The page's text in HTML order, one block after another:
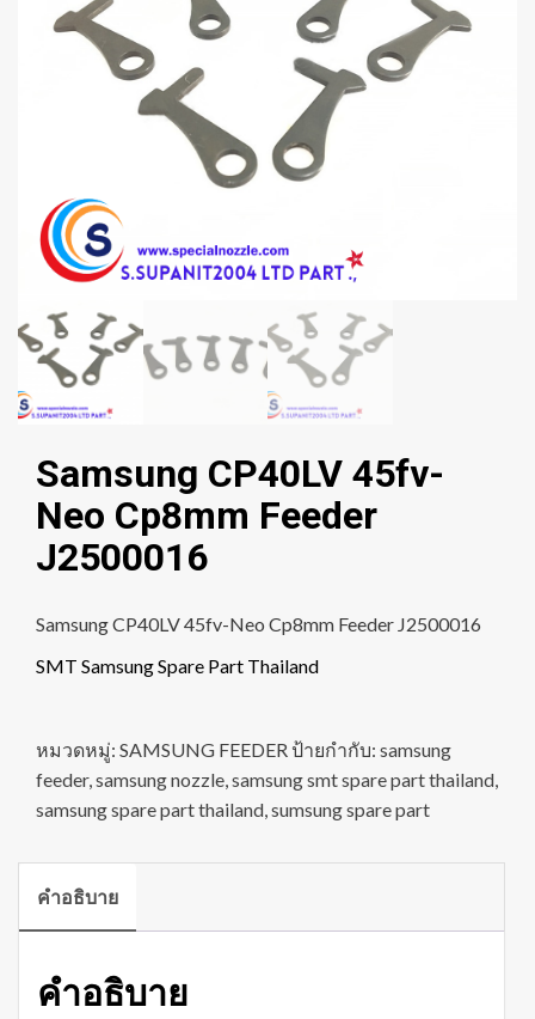
Samsung CP40LV 45fv-
Neo Cp8mm Feeder
J2500016
Samsung CP40LV 45fv-Neo Cp8mm Feeder J2500016
SMT Samsung Spare Part Thailand
หมวดหมู่: SAMSUNG FEEDERป้ายกำกับ: samsung
feeder,samsung nozzle,samsung smt spare part thailand,
samsung spare part thailand,sumsung spare part
คำอธิบาย
คำอธิบาย